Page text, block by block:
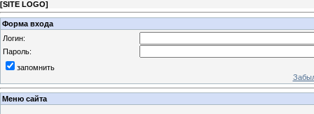
[SITE LOGO]
Форма входа
Логин:
Пароль:
запомнить
Меню сайта